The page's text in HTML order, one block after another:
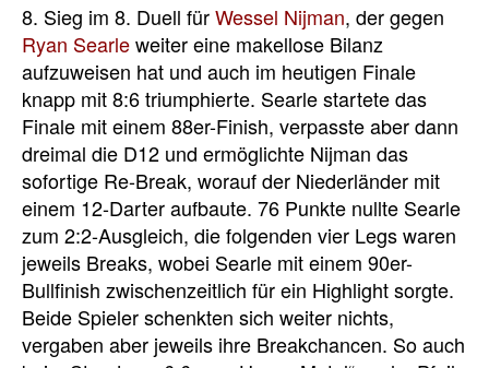
8. Sieg im 8. Duell fürWessel Nijman, der gegen
Ryan Searleweiter eine makellose Bilanz
aufzuweisen hat und auch im heutigen Finale
knapp mit 8:6 triumphierte. Searle startete das
Finale mit einem 88er-Finish, verpasste aber dann
dreimal die D12 und ermöglichte Nijman das
sofortige Re-Break, worauf der Niederländer mit
einem 12-Darter aufbaute. 76 Punkte nullte Searle
zum 2:2-Ausgleich, die folgenden vier Legs waren
jeweils Breaks, wobei Searle mit einem 90er-
Bullfinish zwischenzeitlich für ein Highlight sorgte.
Beide Spieler schenkten sich weiter nichts,
vergaben aber jeweils ihre Breakchancen. So auch